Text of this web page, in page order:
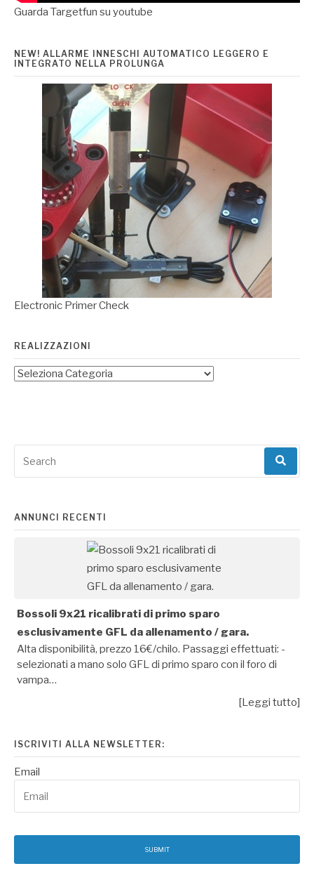
Guarda Targetfun su youtube
NEW! ALLARME INNESCHI AUTOMATICO LEGGERO E
INTEGRATO NELLA PROLUNGA
Electronic Primer Check
REALIZZAZIONI
for:
ANNUNCI RECENTI
Bossoli 9x21 ricalibrati di primo sparo
esclusivamente GFL da allenamento / gara.
Alta disponibilità, prezzo 16€/chilo. Passaggi effettuati: -
selezionati a mano solo GFL di primo sparo con il foro di
vampa…
[Leggi tutto]
ISCRIVITI ALLA NEWSLETTER:
Email